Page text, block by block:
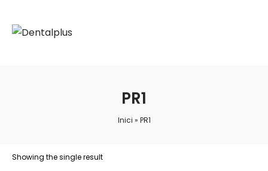
PR1
Inici » PR1
Showing the single result